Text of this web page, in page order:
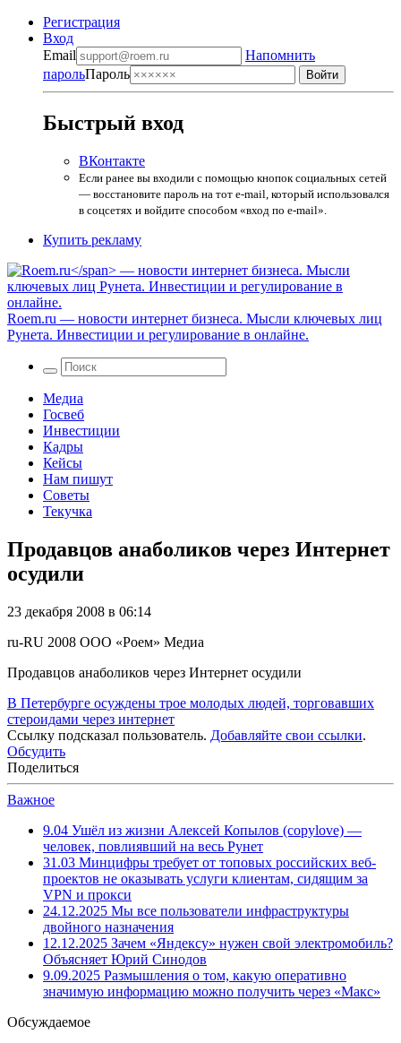
Регистрация
Вход
Email
Напомнить
парольПароль
Быстрый вход
ВКонтакте
Если ранее вы входили с помощью кнопок социальных сетей
— восстановите пароль на тот e-mail, который использовался
в соцсетях и войдите способом «вход по e-mail».
Купить рекламу
Roem.ru — новости интернет бизнеса. Мысли ключевых лиц
Рунета. Инвестиции и регулирование в онлайне.
Медиа
Госвеб
Инвестиции
Кадры
Кейсы
Нам пишут
Советы
Текучка
Продавцов анаболиков через Интернет
осудили
23 декабря 2008 в 06:14
ru-RU 2008 ООО «Роем» Медиа
Продавцов анаболиков через Интернет осудили
В Петербурге осуждены трое молодых людей, торговавших
стероидами через интернет
Ссылку подсказал пользователь. Добавляйте свои ссылки.
Обсудить
Поделиться
Важное
9.04 Ушёл из жизни Алексей Копылов (copylove) —
человек, повлиявший на весь Рунет
31.03 Минцифры требует от топовых российских веб-
проектов не оказывать услуги клиентам, сидящим за
VPN и прокси
24.12.2025 Мы все пользователи инфраструктуры
двойного назначения
12.12.2025 Зачем «Яндексу» нужен свой электромобиль?
Объясняет Юрий Синодов
9.09.2025 Размышления о том, какую оперативно
значимую информацию можно получить через «Макс»
Обсуждаемое